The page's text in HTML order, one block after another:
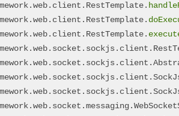
getHeaders(){
"admin:admin";
=
headers = new HttpHeaders ();
"Authorization", "Basic " +